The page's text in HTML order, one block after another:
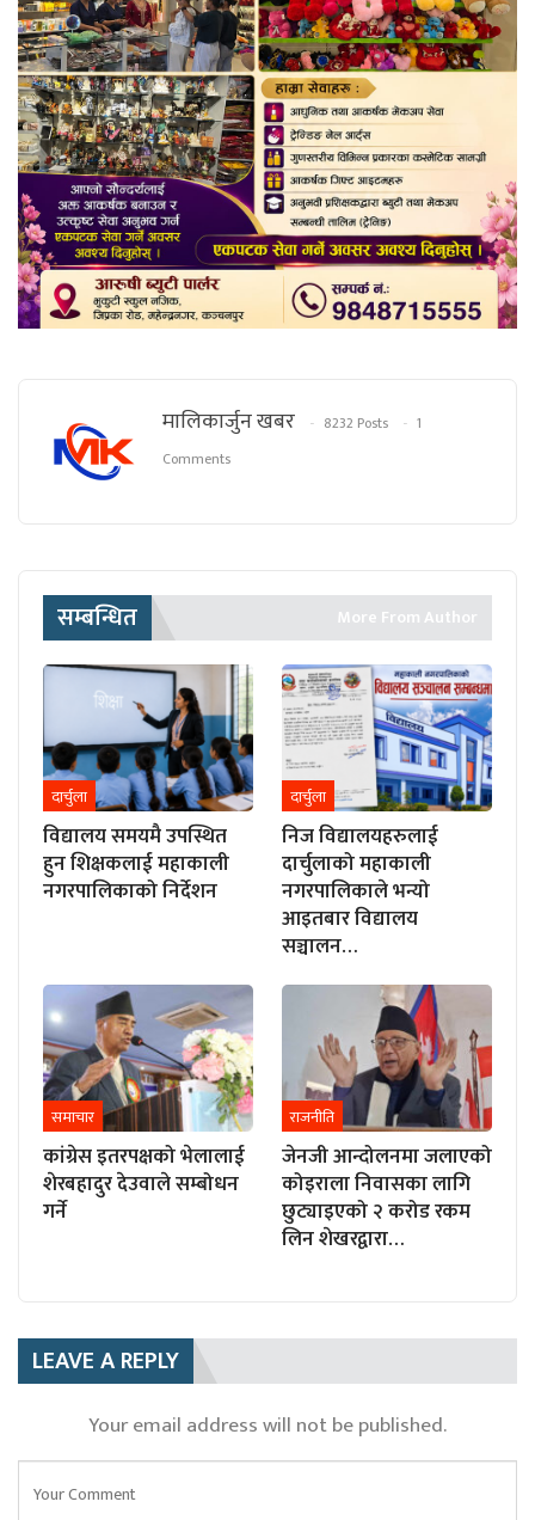
मालिकार्जुन खबर 8232 Posts
1
Comments
सम्बन्धित More From Author
दार्चुला
विद्यालय समयमै उपस्थित
हुन शिक्षकलाई महाकाली
नगरपालिकाको निर्देशन
दार्चुला
निज विद्यालयहरुलाई
दार्चुलाको महाकाली
नगरपालिकाले भन्यो
आइतबार विद्यालय
सञ्चालन…
समाचार
कांग्रेस इतरपक्षको भेलालाई
शेरबहादुर देउवाले सम्बोधन
गर्ने
राजनीति
जेनजी आन्दोलनमा जलाएको
कोइराला निवासका लागि
छुट्याइएको २ करोड रकम
लिन शेखरद्वारा…
LEAVE A REPLY
Your email address will not be published.